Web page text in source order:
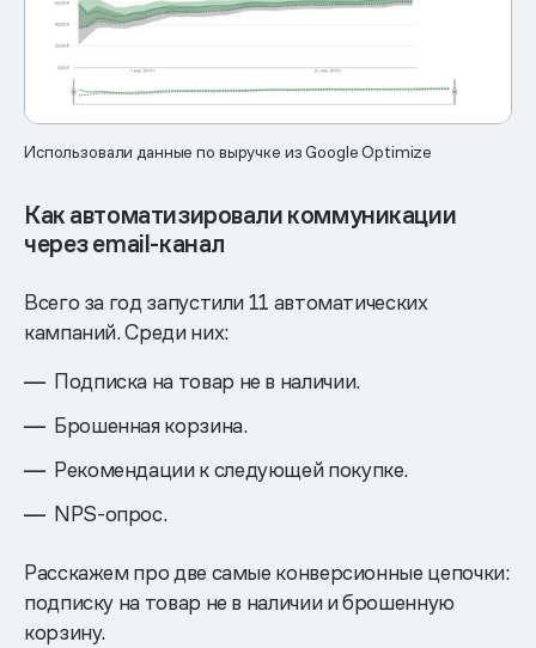
Использовали данные по выручке из Google Optimize
Как автоматизировали коммуникации
через email-канал
Всего за год запустили 11 автоматических
кампаний. Среди них:
Подписка на товар не в наличии.
Брошенная корзина.
Рекомендации к следующей покупке.
NPS-опрос.
Расскажем про две самые конверсионные цепочки:
подписку на товар не в наличии и брошенную
корзину.